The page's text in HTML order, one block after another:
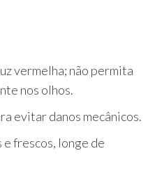
vermelha; não permita
nos olhos.
evitar danos mecânicos.
e frescos, longe de